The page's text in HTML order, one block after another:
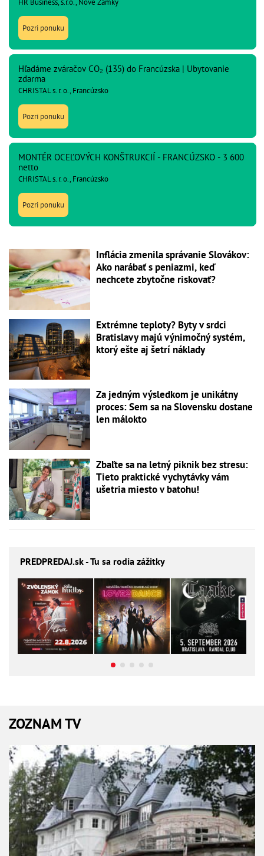
Pozri ponuku
Hľadáme zváračov CO₂ (135) do Francúzska | Ubytovanie
zdarma
CHRISTAL s. r. o., Francúzsko
Pozri ponuku
MONTÉR OCEĽOVÝCH KONŠTRUKCIÍ - FRANCÚZSKO - 3 600
netto
CHRISTAL s. r. o., Francúzsko
Pozri ponuku
Inflácia zmenila správanie Slovákov:
Ako narábať s peniazmi, keď
nechcete zbytočne riskovať?
Extrémne teploty? Byty v srdci
Bratislavy majú výnimočný systém,
ktorý ešte aj šetrí náklady
Za jedným výsledkom je unikátny
proces: Sem sa na Slovensku dostane
len málokto
Zbaľte sa na letný piknik bez stresu:
Tieto praktické vychytávky vám
ušetria miesto v batohu!
PREDPREDAJ.sk - Tu sa rodia zážitky
ZOZNAM TV